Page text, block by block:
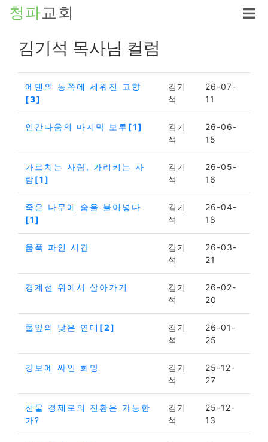
청파교회
김기석 목사님 컬럼
에덴의 동쪽에 세워진 고향
[3]
김기
석
26-07-
11
인간다움의 마지막 보루 [1]
김기
석
26-06-
15
가르치는 사람, 가리키는 사
람[1]
김기
석
26-05-
16
죽은 나무에 숨을 불어넣다
[1]
김기
석
26-04-
18
움푹 파인 시간
김기
석
26-03-
21
경계선 위에서 살아가기
김기
석
26-02-
20
풀잎의 낮은 연대 [2]
김기
석
26-01-
25
강보에 싸인 희망
김기
석
25-12-
27
선물 경제로의 전환은 가능한
가?
김기
석
25-12-
13